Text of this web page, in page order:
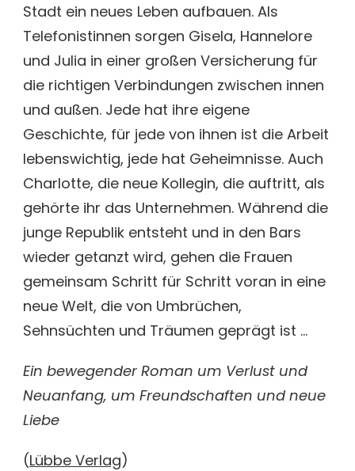
Stadt ein neues Leben aufbauen. Als
Telefonistinnen sorgen Gisela, Hannelore
und Julia in einer großen Versicherung für
die richtigen Verbindungen zwischen innen
und außen. Jede hat ihre eigene
Geschichte, für jede von ihnen ist die Arbeit
lebenswichtig, jede hat Geheimnisse. Auch
Charlotte, die neue Kollegin, die auftritt, als
gehörte ihr das Unternehmen. Während die
junge Republik entsteht und in den Bars
wieder getanzt wird, gehen die Frauen
gemeinsam Schritt für Schritt voran in eine
neue Welt, die von Umbrüchen,
Sehnsüchten und Träumen geprägt ist …
Ein bewegender Roman um Verlust und
Neuanfang, um Freundschaften und neue
Liebe
(Lübbe Verlag)